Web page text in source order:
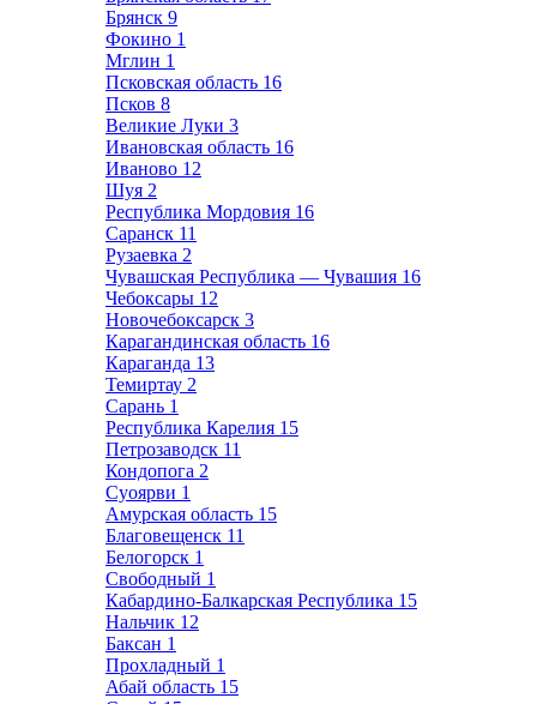
Брянск 9
Фокино 1
Мглин 1
Псковская область 16
Псков 8
Великие Луки 3
Ивановская область 16
Иваново 12
Шуя 2
Республика Мордовия 16
Саранск 11
Рузаевка 2
Чувашская Республика — Чувашия 16
Чебоксары 12
Новочебоксарск 3
Карагандинская область 16
Караганда 13
Темиртау 2
Сарань 1
Республика Карелия 15
Петрозаводск 11
Кондопога 2
Суоярви 1
Амурская область 15
Благовещенск 11
Белогорск 1
Свободный 1
Кабардино-Балкарская Республика 15
Нальчик 12
Баксан 1
Прохладный 1
Абай область 15